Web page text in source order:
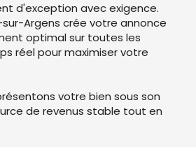
d'exception avec exigence.
Argens crée votre annonce
optimal sur toutes les
réel pour maximiser votre
votre bien sous son
de revenus stable tout en